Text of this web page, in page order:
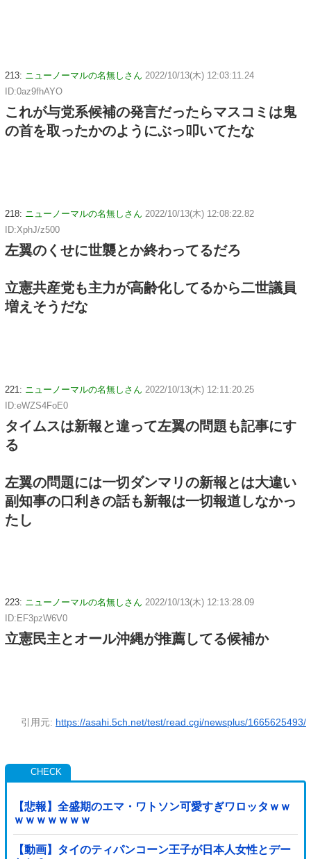
213: ニューノーマルの名無しさん 2022/10/13(木) 12:03:11.24
ID:0az9fhAYO
これが与党系候補の発言だったらマスコミは鬼
の首を取ったかのようにぶっ叩いてたな
218: ニューノーマルの名無しさん 2022/10/13(木) 12:08:22.82
ID:XphJ/z500
左翼のくせに世襲とか終わってるだろ
立憲共産党も主力が高齢化してるから二世議員
増えそうだな
221: ニューノーマルの名無しさん 2022/10/13(木) 12:11:20.25
ID:eWZS4FoE0
タイムスは新報と違って左翼の問題も記事にす
る
左翼の問題には一切ダンマリの新報とは大違い
副知事の口利きの話も新報は一切報道しなかっ
たし
223: ニューノーマルの名無しさん 2022/10/13(木) 12:13:28.09
ID:EF3pzW6V0
立憲民主とオール沖縄が推薦してる候補か
引用元: https://asahi.5ch.net/test/read.cgi/newsplus/1665625493/
【悲報】全盛期のエマ・ワトソン可愛すぎワロッタｗｗ
ｗｗｗｗｗｗｗ
【動画】タイのティパンコーン王子が日本人女性とデー